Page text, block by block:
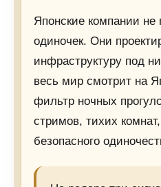
Японские компании не
одиночек. Они
инфраструктуру под
весь мир смотрит на
фильтр ночных
стримов, тихих
безопасного